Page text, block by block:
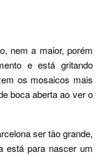
nem a maior, porém
e está gritando
os mosaicos mais
boca aberta ao ver o
ser tão grande,
está para nascer um